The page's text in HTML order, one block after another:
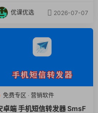
，提供一键仿写功能，让
难事！
优课优选 2026-07-07
免费专区 · 营销软件
卓端 手机短信转发器 SmsF